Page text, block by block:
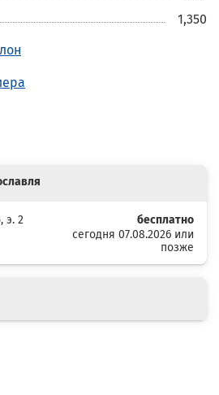
1,350
э. 2
бесплатно
сегодня 07.08.2026 или
позже